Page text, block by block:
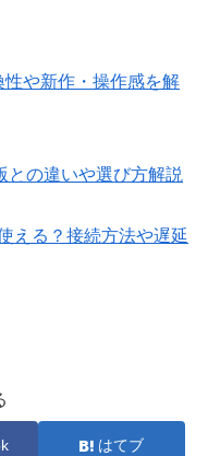
や新作・操作感を解
との違いや選び方解説
える？接続方法や遅延
はてブ